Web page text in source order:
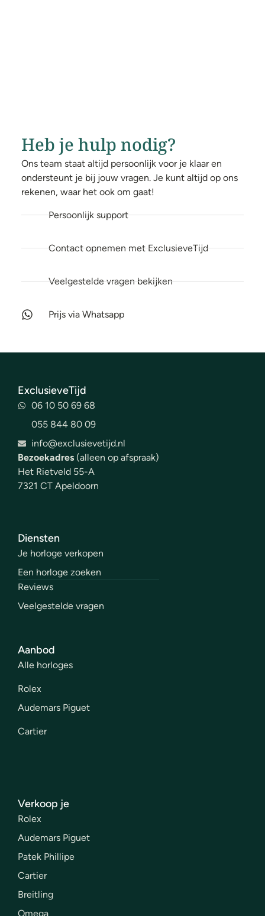
Heb je hulp nodig?
Ons team staat altijd persoonlijk voor je klaar en
ondersteunt je bij jouw vragen. Je kunt altijd op ons
rekenen, waar het ook om gaat!
Persoonlijk support
Contact opnemen met ExclusieveTijd
Veelgestelde vragen bekijken
Prijs via Whatsapp
ExclusieveTijd
06 10 50 69 68
055 844 80 09
info@exclusievetijd.nl
Bezoekadres (alleen op afspraak)
Het Rietveld 55-A
7321 CT Apeldoorn
Diensten
Je horloge verkopen
Een horloge zoeken
Reviews
Veelgestelde vragen
Aanbod
Alle horloges
Rolex
Audemars Piguet
Cartier
Verkoop je
Rolex
Audemars Piguet
Patek Phillipe
Cartier
Breitling
Omega